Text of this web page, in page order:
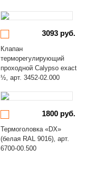
3093 руб.
Клапан
терморегулирующий
проходной Calypso exact
½, арт. 3452-02.000
1800 руб.
Термоголовка «DX»
(белая RAL 9016), арт.
6700-00.500